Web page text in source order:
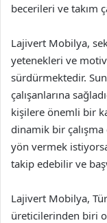
becerileri ve takım
Lajivert Mobilya,
yetenekleri ve
sürdürmektedir.
çalışanlarına
kişilere önemli bir
dinamik bir
yön vermek
takip edebilir ve
Lajivert Mobilya,
üreticilerinden biri